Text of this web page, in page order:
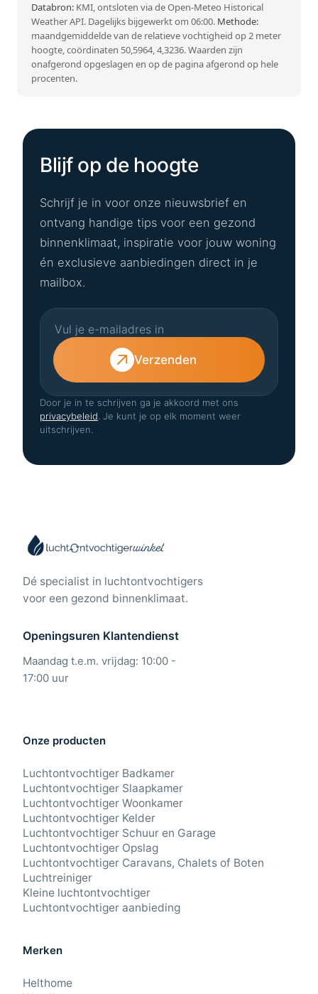
Databron: KMI, ontsloten via de Open-Meteo Historical
Weather API. Dagelijks bijgewerkt om 06:00. Methode:
maandgemiddelde van de relatieve vochtigheid op 2 meter
hoogte, coördinaten 50,5964, 4,3236. Waarden zijn
onafgerond opgeslagen en op de pagina afgerond op hele
procenten.
Blijf op de hoogte
Schrijf je in voor onze nieuwsbrief en
ontvang handige tips voor een gezond
binnenklimaat, inspiratie voor jouw woning
én exclusieve aanbiedingen direct in je
mailbox.
Verzenden
Door je in te schrijven ga je akkoord met ons
privacybeleid . Je kunt je op elk moment weer
uitschrijven.
Dé specialist in luchtontvochtigers
voor een gezond binnenklimaat.
Openingsuren Klantendienst
Maandag t.e.m. vrijdag: 10:00 -
17:00 uur
Onze producten
Luchtontvochtiger Badkamer
Luchtontvochtiger Slaapkamer
Luchtontvochtiger Woonkamer
Luchtontvochtiger Kelder
Luchtontvochtiger Schuur en Garage
Luchtontvochtiger Opslag
Luchtontvochtiger Caravans, Chalets of Boten
Luchtreiniger
Kleine luchtontvochtiger
Luchtontvochtiger aanbieding
Merken
Helthome